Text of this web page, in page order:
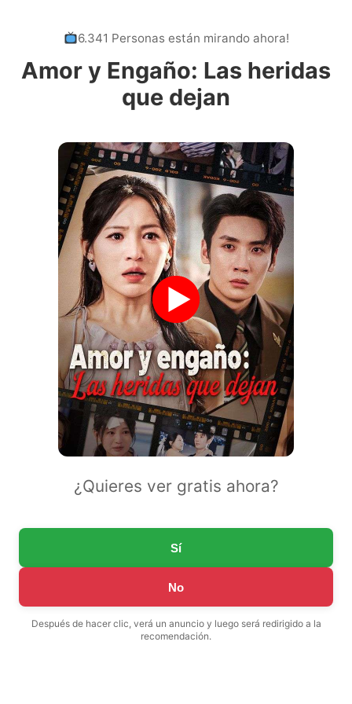
6.341 Personas están mirando ahora!
Amor y Engaño: Las heridas
que dejan
¿Quieres ver gratis ahora?
Sí
No
Después de hacer clic, verá un anuncio y luego será redirigido a la
recomendación.